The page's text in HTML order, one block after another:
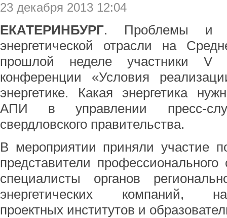
23 декабря 2013 12:04
ЕКАТЕРИНБУРГ. Проблемы и
энергетической отрасли на
прошлой неделе участники V
конференции «Условия
энергетике. Какая энергетика
АПИ в управлении пресс-
свердловского правительства.
В мероприятии приняли участие
представители профессионального
специалисты органов
энергетических компаний,
проектных институтов и